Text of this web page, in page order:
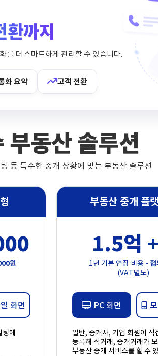
환까지
를 더 스마트하게 관리할 수 있습니다.
화 요약 고객 전환
부동산 솔루션
등 특수한 중개 상황에 맞는 부동산 솔루션
원
화면
팅에
부동산 중개 플
1.5억
1년 기본 연장 비용 -
(VAT별도)
PC 화면
일반, 중개사, 기업 회원이 직
등록해 직거래, 중개거래가
부동산 중개 서비스를 할 수